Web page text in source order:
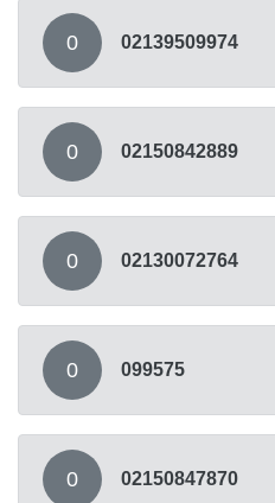
0 02139509974
0 02150842889
0 02130072764
0 099575
0 02150847870